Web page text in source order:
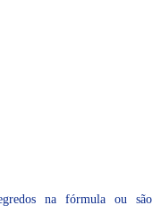
na fórmula ou são